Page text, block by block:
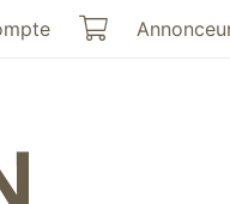
Mon panier